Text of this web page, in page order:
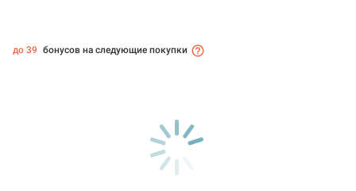
до 39 бонусов на следующие покупки